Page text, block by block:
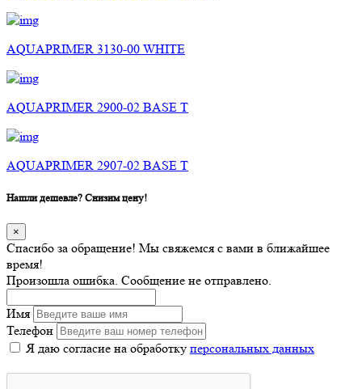
AQUAPRIMER 3130-00 WHITE
AQUAPRIMER 2900-02 BASE T
AQUAPRIMER 2907-02 BASE T
Нашли дешевле? Снизим цену!
×
Спасибо за обращение! Мы свяжемся с вами в ближайшее
время!
Произошла ошибка. Сообщение не отправлено.
Имя
Телефон
Я даю согласие на обработку персональных данных